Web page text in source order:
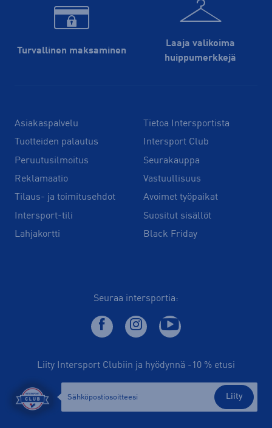
Turvallinen maksaminen
Laaja valikoima
huippu­merkkejä
Asiakaspalvelu
Tuotteiden palautus
Peruutusilmoitus
Reklamaatio
Tilaus- ja toimitusehdot
Intersport-tili
Lahjakortti
Tietoa Intersportista
Intersport Club
Seurakauppa
Vastuullisuus
Avoimet työpaikat
Suositut sisällöt
Black Friday
Seuraa intersportia:
Liity Intersport Clubiin ja hyödynnä -10 % etusi
Liity